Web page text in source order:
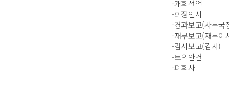
-개회선언
-회장인사
-경과보고(사무국
-재무보고(재무이
-감사보고(감사)
-토의안건
-폐회사